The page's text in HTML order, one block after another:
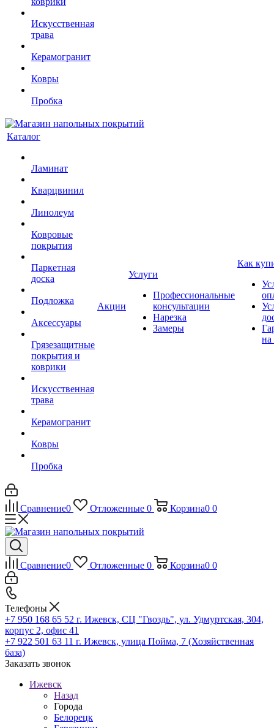
Искусственная
трава
Керамогранит
Ковры
Пробка
Каталог
Ламинат
Кварцвинил
Линолеум
Ковровые
покрытия
Паркетная
доска
Подложка
Аксессуары
Грязезащитные
покрытия и
коврики
Искусственная
трава
Керамогранит
Ковры
Пробка
Акции
Услуги
Профессиональные
консультации
Нарезка
Замеры
Как
на
Сравнение0 Отложенные 0 Корзина0 0
Сравнение0 Отложенные 0 Корзина0 0
Телефоны
+7 950 168 65 52 г. Ижевск, СЦ "Гвоздь", ул. Удмуртская, 304,
корпус 2, офис 41
+7 922 501 63 11 г. Ижевск, улица Пойма, 7 (Хозяйственная
база)
Заказать звонок
Ижевск
Назад
Города
Белорецк